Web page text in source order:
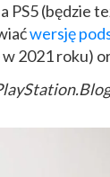
PS5 (będzie
wersję
w 2021 roku)